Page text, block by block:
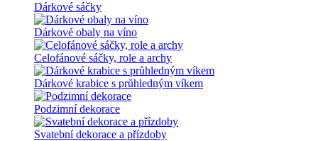
Dárkové sáčky
Dárkové obaly na víno
Celofánové sáčky, role a archy
Dárkové krabice s průhledným víkem
Podzimní dekorace
Svatební dekorace a přízdoby